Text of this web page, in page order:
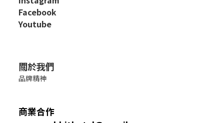
Facebook
Youtube
關於我們
品牌精神
商業合作